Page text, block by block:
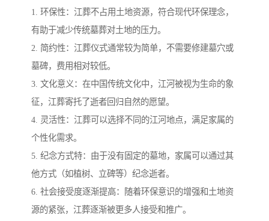
1. 环保性：江葬不占用土地资源，符合现代环保理念，
有助于减少传统墓葬对土地的压力。
2. 简约性：江葬仪式通常较为简单，不需要修建墓穴或
墓碑，费用相对较低。
3. 文化意义：在中国传统文化中，江河被视为生命的象
征，江葬寄托了逝者回归自然的愿望。
4. 灵活性：江葬可以选择不同的江河地点，满足家属的
个性化需求。
5. 纪念方式特：由于没有固定的墓地，家属可以通过其
他方式（如植树、立碑等）纪念逝者。
6. 社会接受度逐渐提高：随着环保意识的增强和土地资
源的紧张，江葬逐渐被更多人接受和推广。